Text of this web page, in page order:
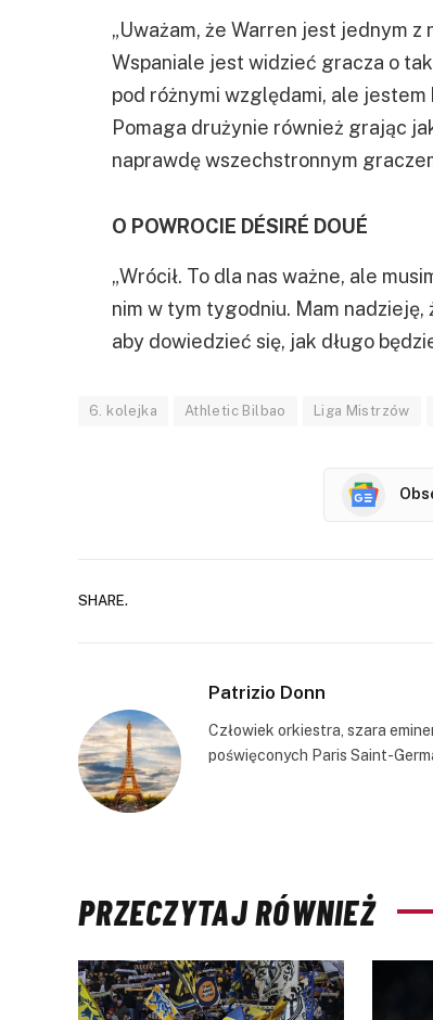
„Uważam, że Warren jest jednym z
Wspaniale jest widzieć gracza o
pod różnymi względami, ale
Pomaga drużynie również grając
naprawdę wszechstronnym
O POWROCIE DÉSIRÉ DOUÉ
„Wrócił. To dla nas ważne, ale
nim w tym tygodniu. Mam
aby dowiedzieć się, jak długo
6. kolejka Athletic Bilbao Liga Mistrzów
SHARE.
Patrizio Donn
Człowiek orkiestra, szara
poświęconych Paris Saint-
PRZECZYTAJ RÓWNIEŻ